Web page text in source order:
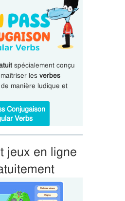
spécialement conçu
les verbes
manière ludique et
Conjugaison
Verbs
jeux en ligne